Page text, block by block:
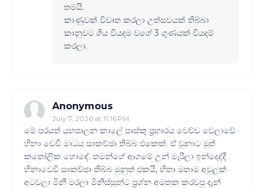
තමයි.
කාණුවක් විවෘත කරලා උත්සවයක් තිබ්බා
කානුවට ගිය වියදම වගේ 3 ගුණයක් වියදම්
කරලා.
Anonymous
July 7, 2026 at 11:16 PM
මේ පරයත් යහපාලන කාලේ පාස්කු ප්‍රහාරය වෙච්ච වෙලාවේ
හිනා වෙවී මාධය සාකච්ඡා තිබ්බ එකෙක්. ඒ වුනාට මූත්
ක‍තෝලික හොඳේ. තමන්ගේ ආගමේ උන් මැරිලා ඉන්දෙද්දී
හිනාවෙවී සාකච්ඡා තිබ්බ මුනුත් එකයි, හිතා මතාම අවුලක්
අටවලා මිනී මරලා මිනිස්සුන්ට ප්‍රශ්න අමතක කරවපු දැන්